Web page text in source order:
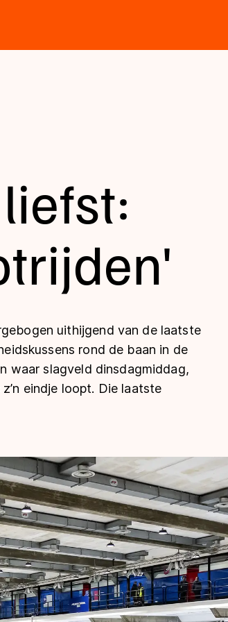
uithijgend van de laatste
rond de baan in de
waar slagveld dinsdagmiddag,
eindje loopt. Die laatste